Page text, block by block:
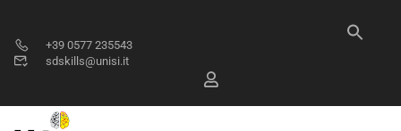
+39 0577 235543
sdskills@unisi.it